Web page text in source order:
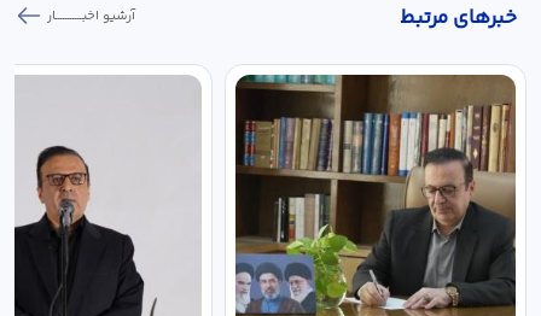
خبر‌های مرتبط آرشیو اخبـــــــــــار